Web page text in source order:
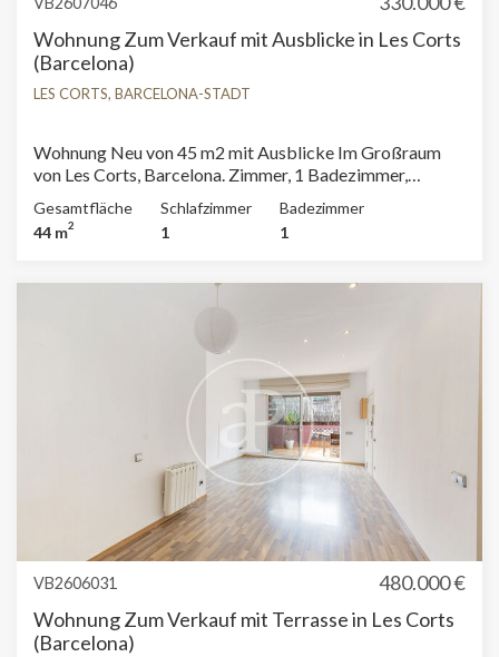
Wohnung Zum Verkauf mit Ausblicke in Les Corts
(Barcelona)
LES CORTS, BARCELONA-STADT
Wohnung Neu von 45 m2 mit Ausblicke Im Großraum
von Les Corts, Barcelona. Zimmer, 1 Badezimmer,
Gesamtfläche
44 m2
Schlafzimmer
1
Badezimmer
1
VB2606031
480.000 €
Wohnung Zum Verkauf mit Terrasse in Les Corts
(Barcelona)